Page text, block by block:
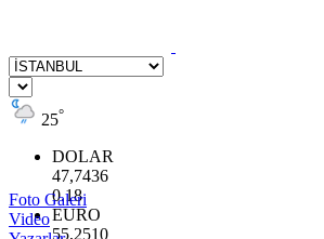
25°
DOLAR
47,7436
0.18
EURO
55,2510
Foto Galeri
Video